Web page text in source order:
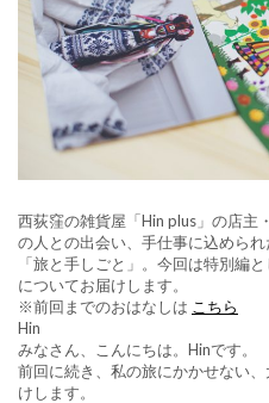
西荻窪の雑貨屋「Hin plus」の店主
の人との出会い、手仕事に込めら
「旅と手しごと」。今回は特別編
についてお届けします。
※前回までのおはなしは こちら
Hin
みなさん、こんにちは。Hinです。
前回に続き、私の旅にかかせない
けします。